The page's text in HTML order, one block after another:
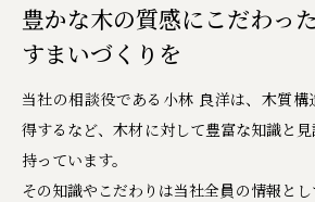
豊かな木の質感にこだわった
すまいづくりを
当社の相談役である小林 良洋は、木質
得するなど、木材に対して豊富な知識と
持っています。
その知識やこだわりは当社全員の情報と